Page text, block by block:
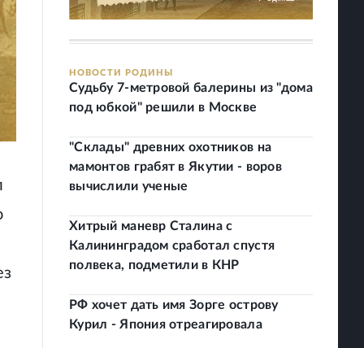
НОВОСТИ РОДИНЫ
Судьбу 7-метровой балерины из "дома
под юбкой" решили в Москве
"Склады" древних охотников на
мамонтов грабят в Якутии - воров
вычислили ученые
Хитрый маневр Сталина с
Калининградом сработал спустя
полвека, подметили в КНР
РФ хочет дать имя Зорге острову
Курил - Япония отреагировала